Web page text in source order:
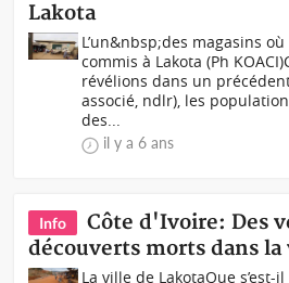
Lakota
L’un&nbsp;des magasins
commis à Lakota (Ph
révélions dans un
associé, ndlr), les
des...
il y a 6 ans
Info
Côte d'Ivoire: Des
découverts morts dans
La ville de LakotaQue